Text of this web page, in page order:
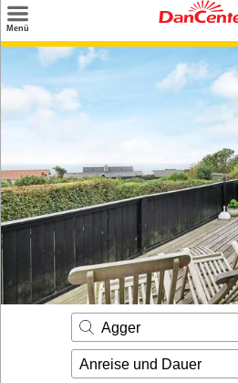
Menü
Suchen
Urlaubsziele
Angebote
Inspiration
Kontakt
Gut zu wissen
Login
Agger
Anreise und Dauer